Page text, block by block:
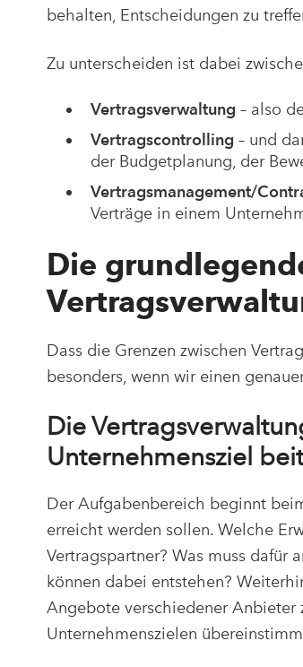
behalten, Entscheidungen zu
Zu unterscheiden ist dabei
Vertragsverwaltung – also
Vertragscontrolling – und
der Budgetplanung, der
Vertragsmanagement/
Verträge in einem
Die
Dass die Grenzen zwischen
besonders, wenn wir einen
Die
Unternehmensziel
Der Aufgabenbereich beginnt
erreicht werden sollen. Welche
Vertragspartner? Was muss dafür
können dabei entstehen?
Angebote verschiedener Anbieter
Unternehmenszielen